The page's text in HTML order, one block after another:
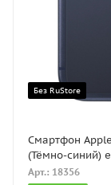
Без RuStore
Смартфон
(Тёмно-синий)
Арт.: 18356